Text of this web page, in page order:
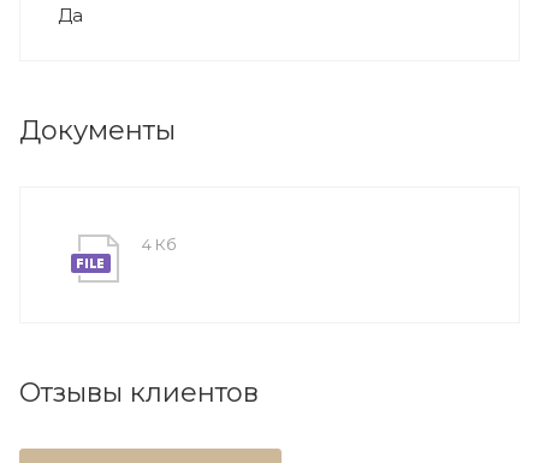
Да
Документы
4 Кб
Отзывы клиентов